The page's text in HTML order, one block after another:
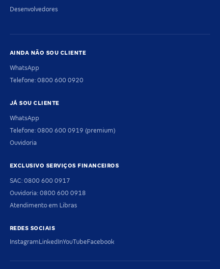
Desenvolvedores
AINDA NÃO SOU CLIENTE
WhatsApp
Telefone: 0800 600 0920
JÁ SOU CLIENTE
WhatsApp
Telefone: 0800 600 0919 (premium)
Ouvidoria
EXCLUSIVO SERVIÇOS FINANCEIROS
SAC: 0800 600 0917
Ouvidoria: 0800 600 0918
Atendimento em Libras
REDES SOCIAIS
InstagramLinkedInYouTubeFacebook